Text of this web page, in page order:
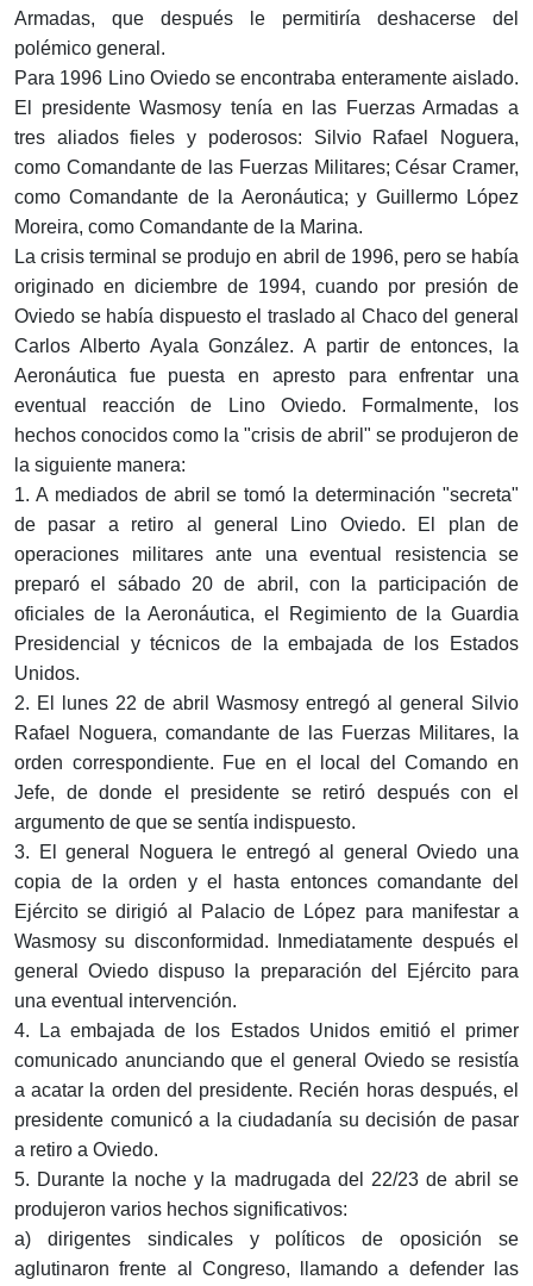
Armadas, que después le permitiría deshacerse del
polémico general.
Para 1996 Lino Oviedo se encontraba enteramente aislado.
El presidente Wasmosy tenía en las Fuerzas Armadas a
tres aliados fieles y poderosos: Silvio Rafael Noguera,
como Comandante de las Fuerzas Militares; César Cramer,
como Comandante de la Aeronáutica; y Guillermo López
Moreira, como Comandante de la Marina.
La crisis terminal se produjo en abril de 1996, pero se había
originado en diciembre de 1994, cuando por presión de
Oviedo se había dispuesto el traslado al Chaco del general
Carlos Alberto Ayala González. A partir de entonces, la
Aeronáutica fue puesta en apresto para enfrentar una
eventual reacción de Lino Oviedo. Formalmente, los
hechos conocidos como la "crisis de abril" se produjeron de
la siguiente manera:
1. A mediados de abril se tomó la determinación "secreta"
de pasar a retiro al general Lino Oviedo. El plan de
operaciones militares ante una eventual resistencia se
preparó el sábado 20 de abril, con la participación de
oficiales de la Aeronáutica, el Regimiento de la Guardia
Presidencial y técnicos de la embajada de los Estados
Unidos.
2. El lunes 22 de abril Wasmosy entregó al general Silvio
Rafael Noguera, comandante de las Fuerzas Militares, la
orden correspondiente. Fue en el local del Comando en
Jefe, de donde el presidente se retiró después con el
argumento de que se sentía indispuesto.
3. El general Noguera le entregó al general Oviedo una
copia de la orden y el hasta entonces comandante del
Ejército se dirigió al Palacio de López para manifestar a
Wasmosy su disconformidad. Inmediatamente después el
general Oviedo dispuso la preparación del Ejército para
una eventual intervención.
4. La embajada de los Estados Unidos emitió el primer
comunicado anunciando que el general Oviedo se resistía
a acatar la orden del presidente. Recién horas después, el
presidente comunicó a la ciudadanía su decisión de pasar
a retiro a Oviedo.
5. Durante la noche y la madrugada del 22/23 de abril se
produjeron varios hechos significativos:
a) dirigentes sindicales y políticos de oposición se
aglutinaron frente al Congreso, llamando a defender las